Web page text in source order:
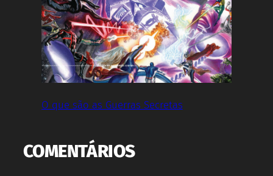
O que são as Guerras Secretas
COMENTÁRIOS